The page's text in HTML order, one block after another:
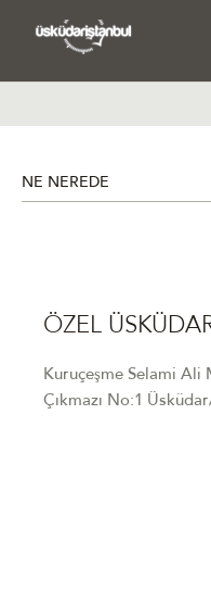
NE NEREDE
ÖZEL
Kuruçeşme Selami Ali
Çıkmazı No:1